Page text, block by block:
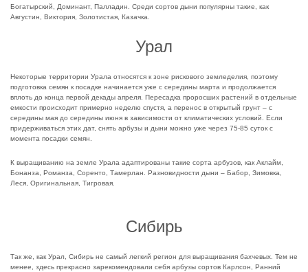
Богатырский, Доминант, Палладин. Среди сортов дыни популярны такие, как
Августин, Виктория, Золотистая, Казачка.
Урал
Некоторые территории Урала относятся к зоне рискового земледелия, поэтому
подготовка семян к посадке начинается уже с середины марта и продолжается
вплоть до конца первой декады апреля. Пересадка проросших растений в отдельные
емкости происходит примерно неделю спустя, а перенос в открытый грунт – с
середины мая до середины июня в зависимости от климатических условий. Если
придерживаться этих дат, снять арбузы и дыни можно уже через 75-85 суток с
момента посадки семян.
К выращиванию на земле Урала адаптированы такие сорта арбузов, как Аклайм,
Бонанза, Романза, Соренто, Тамерлан. Разновидности дыни – Бабор, Зимовка,
Леся, Оригинальная, Тигровая.
Сибирь
Так же, как Урал, Сибирь не самый легкий регион для выращивания бахчевых. Тем не
менее, здесь прекрасно зарекомендовали себя арбузы сортов Карлсон, Ранний